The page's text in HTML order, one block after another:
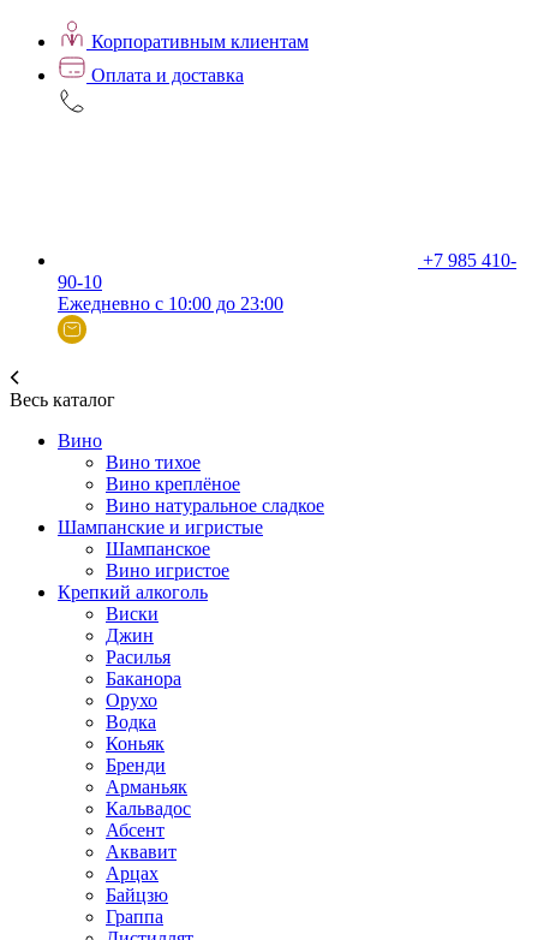
Корпоративным клиентам
Оплата и доставка
+7 985 410-
90-10
Ежедневно с 10:00 до 23:00
Весь каталог
Вино
Вино тихое
Вино креплёное
Вино натуральное сладкое
Шампанские и игристые
Шампанское
Вино игристое
Крепкий алкоголь
Виски
Джин
Расилья
Баканора
Орухо
Водка
Коньяк
Бренди
Арманьяк
Кальвадос
Абсент
Аквавит
Арцах
Байцзю
Граппа